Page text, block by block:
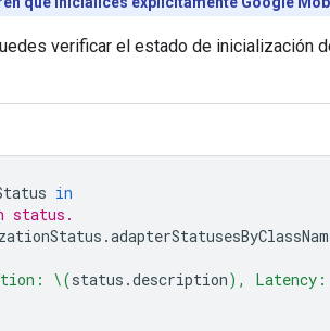
verificar el estado de inicialización
in
status.
.
\(status .description) , Latency: